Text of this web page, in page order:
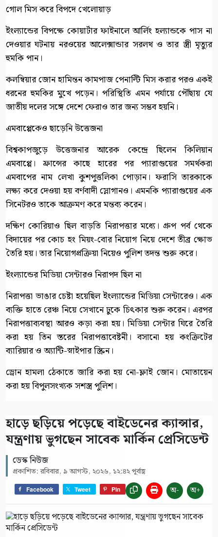
গোল মিস করে বিপদে খেলোয়াড়
ইংল্যান্ডের বিপক্ষে কোয়ার্টার ফাইনালে আর্লিং হল্যান্ডকে পাস না
দেওয়ার ঘটনায় নরওয়ের আলেক্সান্ডার সরলথ ও তার স্ত্রী মৃত্যুর
হুমকি পান।
কলম্বিয়ার জোন হামিন্তন কামপাজ পেনাল্টি মিস করার পরও একই
ধরনের হুমকির মুখে পড়েন। পরিস্থিতি এমন পর্যায়ে পৌঁছায় যে
জাতীয় দলের সঙ্গে দেশে ফেরাও তার জন্য সম্ভব হয়নি।
এমবাপ্পেকেও ছাড়েনি উত্তেজনা
বিশ্বকাপজুড়ে উত্তেজনার আরেক কেন্দ্রে ছিলেন কিলিয়ান
এমবাপ্পে। ফ্রান্সের কাছে হারের পর প্যারাগুয়ের সমর্থকরা
এমবাপের নাম লেখা কুশপুত্তলিকা পোড়ান। ফরাসি তারকাকে
লক্ষ্য করে দেওয়া হয় বর্ণবাদী স্লোগানও। এমনকি প্যারাগুয়ের এক
সিনেটরও তাকে আক্রমণ করে মন্তব্য করেন।
দক্ষিণ কোরিয়াও ছিল বাড়তি নিরাপত্তার মধ্যে। গ্রুপ পর্ব থেকে
বিদায়ের পর কোচ হং মিয়ং-বোর নিয়োগ নিয়ে দেশে তীব্র ক্ষোভ
তৈরি হয়। তার নিয়োগপ্রক্রিয়া নিয়েও পুলিশ তদন্ত শুরু করে।
ইংল্যান্ডের মিডিয়া সেন্টারও নিরাপদ ছিল না
নিরাপত্তা ভাঙার চেষ্টা হয়েছিল ইংল্যান্ডের মিডিয়া সেন্টারেও। এক
ব্যক্তি হাতে রেঞ্চ নিয়ে সেখানে ঢুকে চিৎকার শুরু করেন। এরপর
নিরাপত্তাব্যবস্থা আরও কড়া করা হয়। মিডিয়া সেন্টার ঘিরে তৈরি
করা হয় তিন স্তরের নিরাপত্তাবেষ্টনী। বসানো হয় কংক্রিটের
ব্যারিয়ার ও অ্যান্টি-স্নাইপার স্ক্রিন।
ড্রোন হামলা ঠেকাতে জারি করা হয় নো-ফ্লাই জোন। মোতায়েন
করা হয় বিপুলসংখ্যক সশস্ত্র পুলিশ।
হাড়ে ছড়িয়ে পড়েছে বাইডেনের ক্যান্সার,
যন্ত্রণায় ভুগছেন সাবেক মার্কিন প্রেসিডেন্ট
ডেস্ক নিউজ
প্রকাশিত: রবিবার, ৯ আগস্ট, ২০২৬, ১২:৪২ পূর্বাহ্ণ
Facebook Tweet Pin অ- অ+